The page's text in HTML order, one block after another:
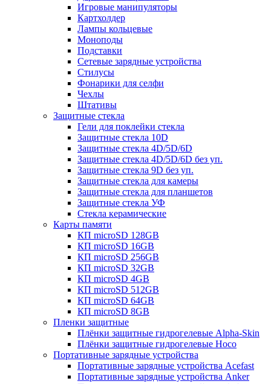
Игровые манипуляторы
Картхолдер
Лампы кольцевые
Моноподы
Подставки
Сетевые зарядные устройства
Стилусы
Фонарики для селфи
Чехлы
Штативы
Защитные стекла
Гели для поклейки стекла
Защитные стекла 10D
Защитные стекла 4D/5D/6D
Защитные стекла 4D/5D/6D без уп.
Защитные стекла 9D без уп.
Защитные стекла для камеры
Защитные стекла для планшетов
Защитные стекла УФ
Стекла керамические
Карты памяти
КП microSD 128GB
КП microSD 16GB
КП microSD 256GB
КП microSD 32GB
КП microSD 4GB
КП microSD 512GB
КП microSD 64GB
КП microSD 8GB
Пленки защитные
Плёнки защитные гидрогелевые Alpha-Skin
Плёнки защитные гидрогелевые Hoco
Портативные зарядные устройства
Портативные зарядные устройства Acefast
Портативные зарядные устройства Anker